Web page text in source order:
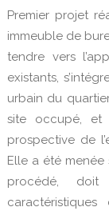
Premier projet
immeuble de
tendre vers
existants,
urbain du
site occupé, et
prospective de
Elle a été
procédé,